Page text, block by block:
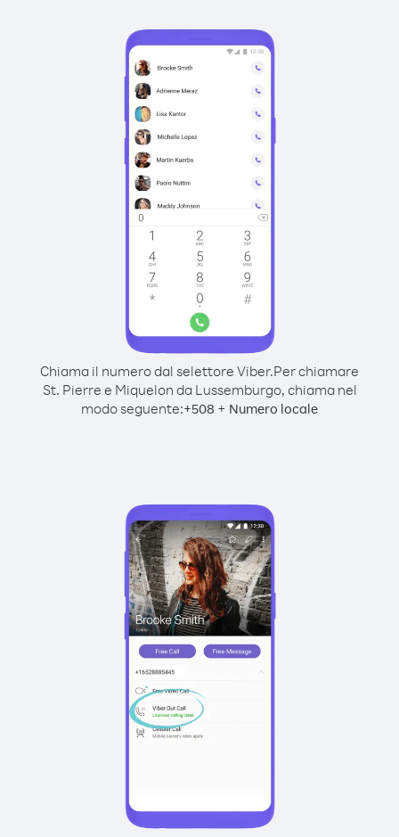
Chiama il numero dal selettore Viber.Per chiamare
St. Pierre e Miquelon da Lussemburgo, chiama nel
modo seguente:+508 + Numero locale